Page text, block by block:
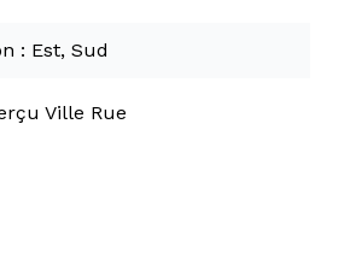
Est, Sud
Ville Rue